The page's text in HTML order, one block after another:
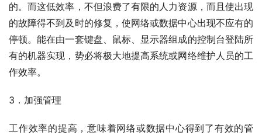
的。而这低效率，不但浪费了有限的人力资源，而且使出现
的故障得不到及时的修复，使网络或数据中心出现不应有的
停顿。能在由一套键盘、鼠标、显示器组成的控制台登陆所
有的机器实现，势必将极大地提高系统或网络维护人员的工
作效率。
3．加强管理
工作效率的提高，意味着网络或数据中心得到了有效的管